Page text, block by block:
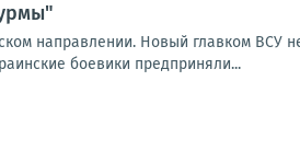
направлении. Новый главком ВСУ
боевики предприняли...